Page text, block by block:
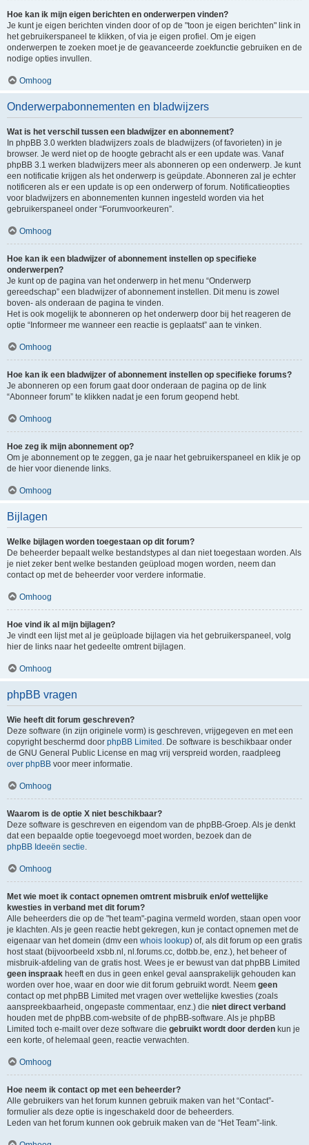
Hoe kan ik mijn eigen berichten en onderwerpen vinden?
Je kunt je eigen berichten vinden door of op de "toon je eigen berichten" link in
het gebruikerspaneel te klikken, of via je eigen profiel. Om je eigen
onderwerpen te zoeken moet je de geavanceerde zoekfunctie gebruiken en de
nodige opties invullen.
Omhoog
Onderwerpabonnementen en bladwijzers
Wat is het verschil tussen een bladwijzer en abonnement?
In phpBB 3.0 werkten bladwijzers zoals de bladwijzers (of favorieten) in je
browser. Je werd niet op de hoogte gebracht als er een update was. Vanaf
phpBB 3.1 werken bladwijzers meer als abonneren op een onderwerp. Je kunt
een notificatie krijgen als het onderwerp is geüpdate. Abonneren zal je echter
notificeren als er een update is op een onderwerp of forum. Notificatieopties
voor bladwijzers en abonnementen kunnen ingesteld worden via het
gebruikerspaneel onder “Forumvoorkeuren”.
Omhoog
Hoe kan ik een bladwijzer of abonnement instellen op specifieke
onderwerpen?
Je kunt op de pagina van het onderwerp in het menu “Onderwerp
gereedschap” een bladwijzer of abonnement instellen. Dit menu is zowel
boven- als onderaan de pagina te vinden.
Het is ook mogelijk te abonneren op het onderwerp door bij het reageren de
optie “Informeer me wanneer een reactie is geplaatst” aan te vinken.
Omhoog
Hoe kan ik een bladwijzer of abonnement instellen op specifieke forums?
Je abonneren op een forum gaat door onderaan de pagina op de link
“Abonneer forum” te klikken nadat je een forum geopend hebt.
Omhoog
Hoe zeg ik mijn abonnement op?
Om je abonnement op te zeggen, ga je naar het gebruikerspaneel en klik je op
de hier voor dienende links.
Omhoog
Bijlagen
Welke bijlagen worden toegestaan op dit forum?
De beheerder bepaalt welke bestandstypes al dan niet toegestaan worden. Als
je niet zeker bent welke bestanden geüpload mogen worden, neem dan
contact op met de beheerder voor verdere informatie.
Omhoog
Hoe vind ik al mijn bijlagen?
Je vindt een lijst met al je geüploade bijlagen via het gebruikerspaneel, volg
hier de links naar het gedeelte omtrent bijlagen.
Omhoog
phpBB vragen
Wie heeft dit forum geschreven?
Deze software (in zijn originele vorm) is geschreven, vrijgegeven en met een
copyright beschermd door phpBB Limited . De software is beschikbaar onder
de GNU General Public License en mag vrij verspreid worden, raadpleeg
over phpBB voor meer informatie.
Omhoog
Waarom is de optie X niet beschikbaar?
Deze software is geschreven en eigendom van de phpBB-Groep. Als je denkt
dat een bepaalde optie toegevoegd moet worden, bezoek dan de
phpBB Ideeën sectie.
Omhoog
Met wie moet ik contact opnemen omtrent misbruik en/of wettelijke
kwesties in verband met dit forum?
Alle beheerders die op de "het team"-pagina vermeld worden, staan open voor
je klachten. Als je geen reactie hebt gekregen, kun je contact opnemen met de
eigenaar van het domein (dmv een whois lookup) of, als dit forum op een gratis
host staat (bijvoorbeeld xsbb.nl, nl.forums.cc, dotbb.be, enz.), het beheer of
misbruik-afdeling van de gratis host. Wees je er bewust van dat phpBB Limited
geen inspraak heeft en dus in geen enkel geval aansprakelijk gehouden kan
worden over hoe, waar en door wie dit forum gebruikt wordt. Neem geen
contact op met phpBB Limited met vragen over wettelijke kwesties (zoals
aanspreekbaarheid, ongepaste commentaar, enz.) die niet direct verband
houden met de phpBB.com-website of de phpBB-software. Als je phpBB
Limited toch e-mailt over deze software die gebruikt wordt door derden kun je
een korte, of helemaal geen, reactie verwachten.
Omhoog
Hoe neem ik contact op met een beheerder?
Alle gebruikers van het forum kunnen gebruik maken van het “Contact”-
formulier als deze optie is ingeschakeld door de beheerders.
Leden van het forum kunnen ook gebruik maken van de “Het Team”-link.